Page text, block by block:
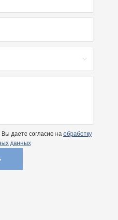
даете согласие на обработку
данных